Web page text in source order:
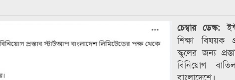
চেম্বার ডেস্ক:
শিক্ষা বিষয়ক
স্কুলের জন্য
বিনিয়োগ
বাংলাদেশে।